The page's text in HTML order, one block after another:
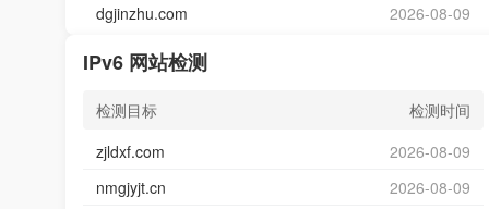
dgjinzhu.com
2026-08-09
IPv6 网站检测
检测目标
检测时间
zjldxf.com
2026-08-09
nmgjyjt.cn
2026-08-09